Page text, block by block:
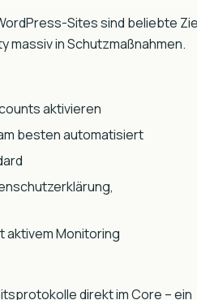
Sites sind beliebte
massiv in Schutzmaßnahmen.
aktivieren
besten automatisiert
aktivem Monitoring
direkt im Core – ein